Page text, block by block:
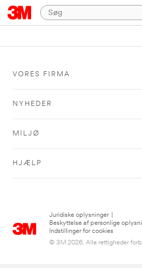
VORES FIRMA
NYHEDER
MILJØ
HJÆLP
Juridiske oplysninger
Beskyttelse af personlige
Indstillinger for cookies
© 3M 2026. Alle rettigheder